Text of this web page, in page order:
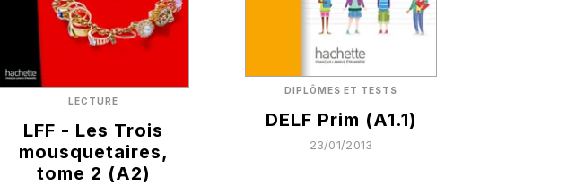
LECTURE
LFF - Les Trois
mousquetaires,
tome 2 (A2)
DIPLÔMES ET TESTS
DELF Prim (A1.1)
23/01/2013